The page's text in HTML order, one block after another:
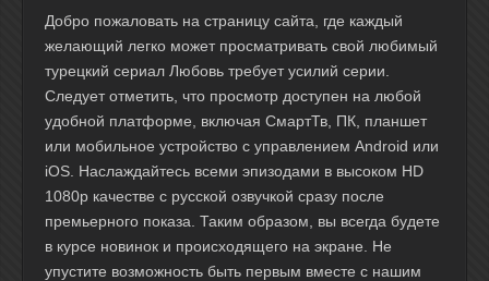
Добро пожаловать на страницу сайта, где каждый
желающий легко может просматривать свой любимый
турецкий сериал Любовь требует усилий серии.
Следует отметить, что просмотр доступен на любой
удобной платформе, включая СмартТв, ПК, планшет
или мобильное устройство с управлением Android или
iOS. Наслаждайтесь всеми эпизодами в высоком HD
1080p качестве с русской озвучкой сразу после
премьерного показа. Таким образом, вы всегда будете
в курсе новинок и происходящего на экране. Не
упустите возможность быть первым вместе с нашим